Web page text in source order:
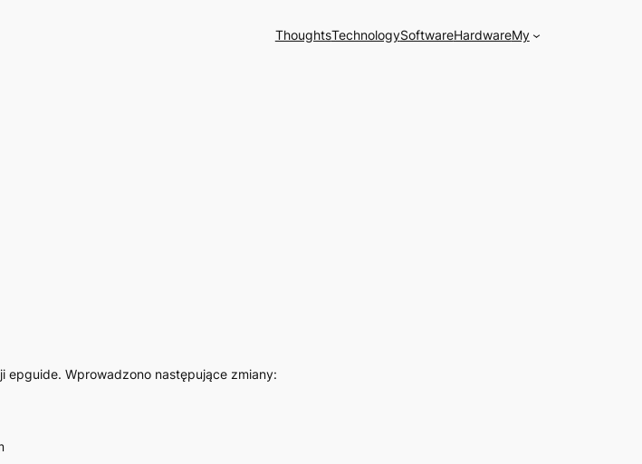
ThoughtsTechnologySoftwareHardwareMy
epguide. Wprowadzono następujące zmiany: